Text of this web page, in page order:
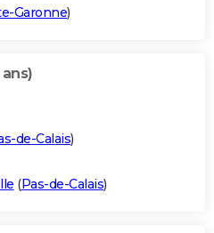
Garonne)
de-Calais)
(Pas-de-Calais)